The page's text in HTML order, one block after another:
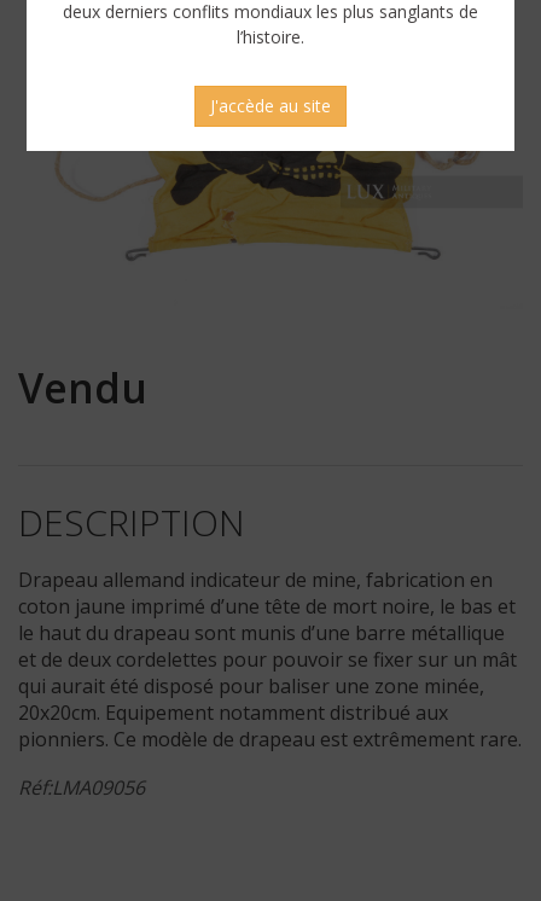
Vendu
DESCRIPTION
Drapeau allemand indicateur de mine, fabrication en
coton jaune imprimé d’une tête de mort noire, le bas et
le haut du drapeau sont munis d’une barre métallique
et de deux cordelettes pour pouvoir se fixer sur un mât
qui aurait été disposé pour baliser une zone minée,
20x20cm. Equipement notamment distribué aux
pionniers. Ce modèle de drapeau est extrêmement rare.
Réf:LMA09056
deux derniers conflits mondiaux les plus sanglants de
l’histoire.
J'accède au site